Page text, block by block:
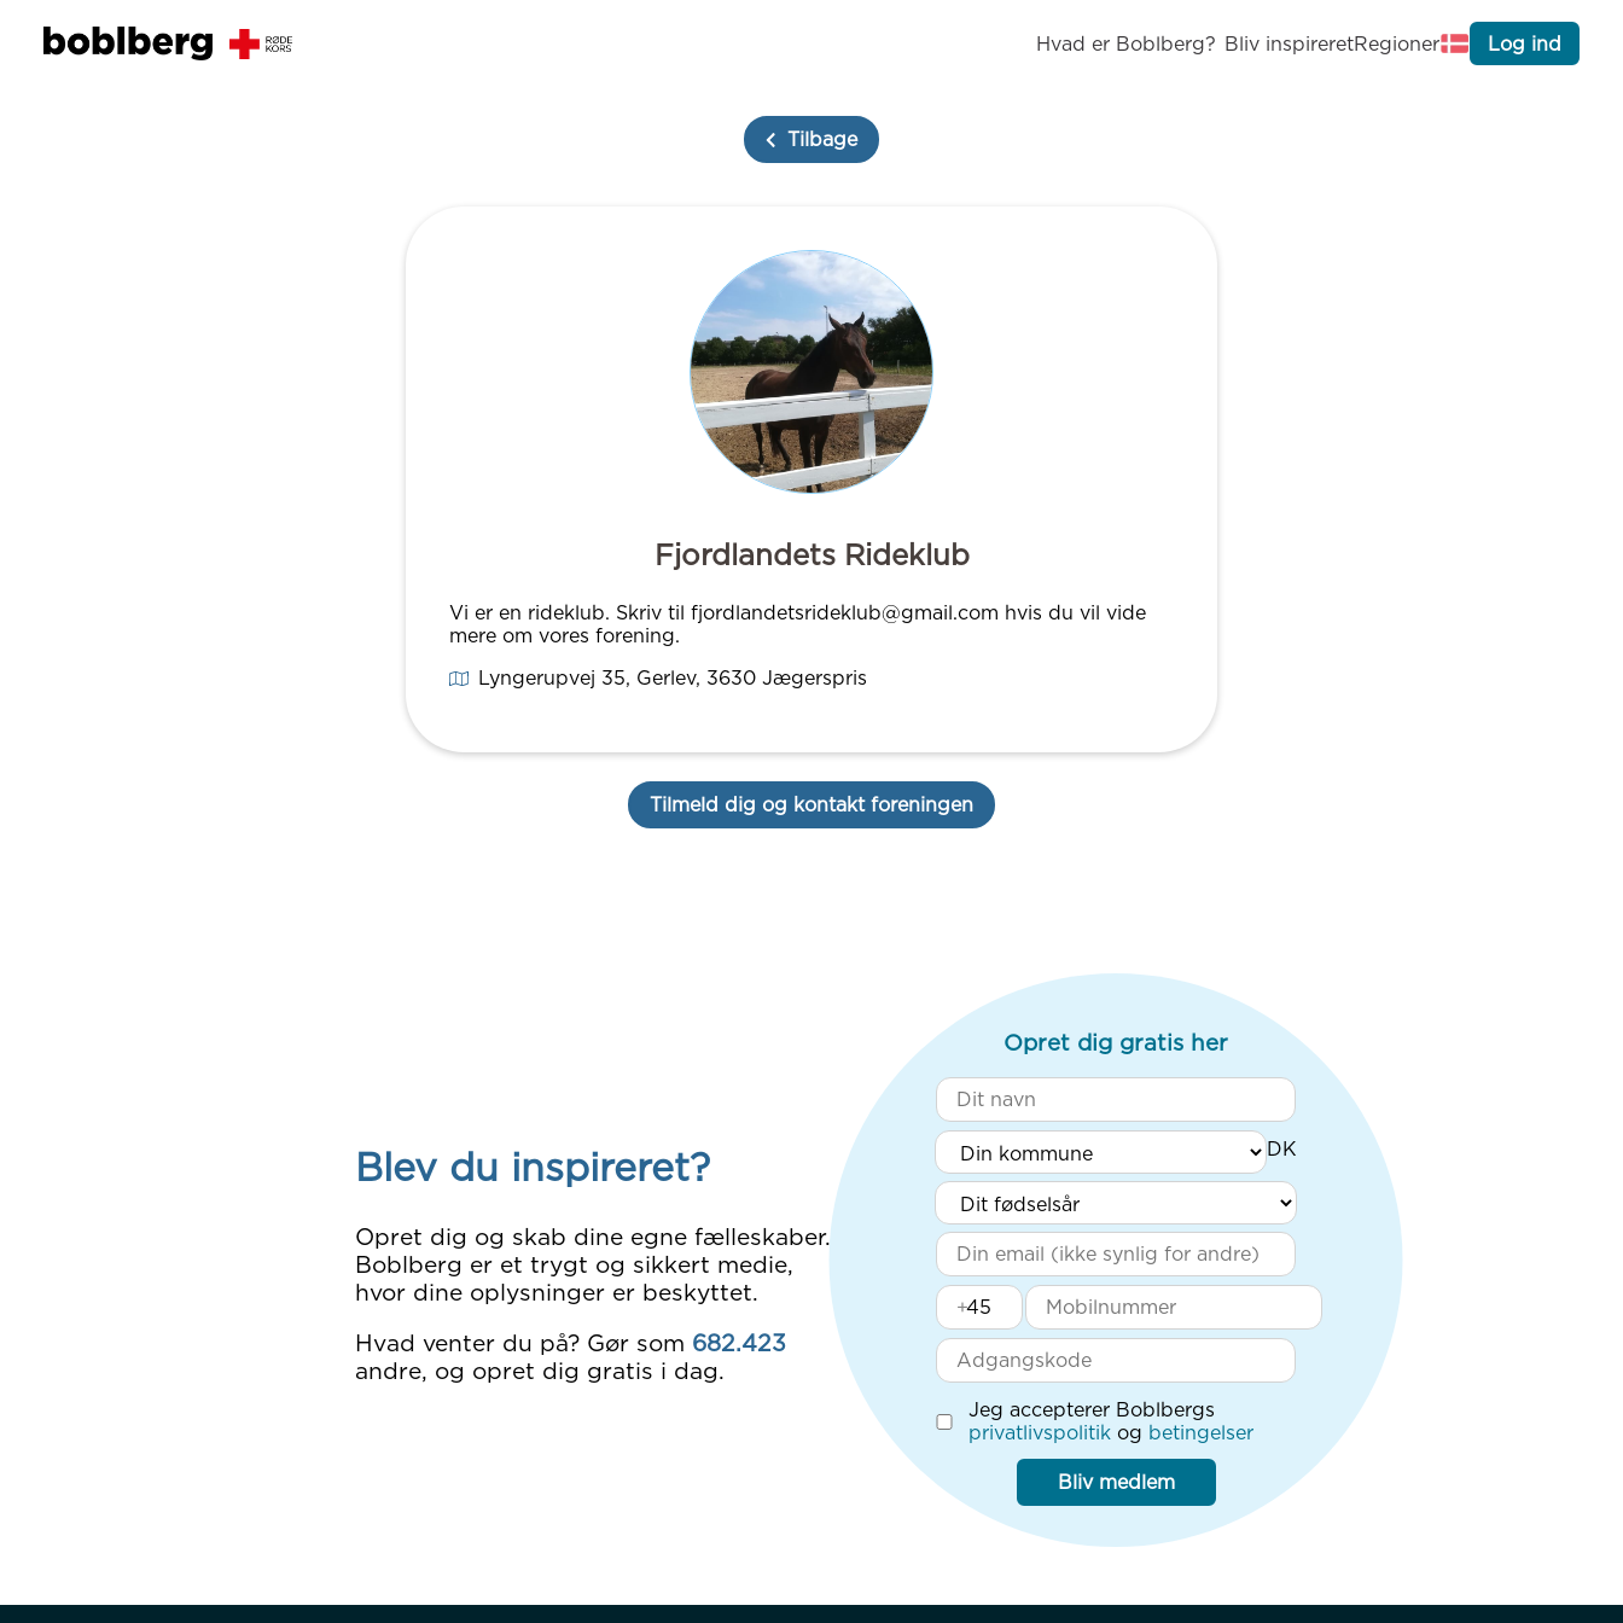
Hvad er Boblberg? Bliv inspireretRegioner Log ind
Tilbage
Fjordlandets Rideklub
Vi er en rideklub. Skriv til fjordlandetsrideklub@gmail.com hvis du vil vide
mere om vores forening.
Lyngerupvej 35, Gerlev, 3630Jægerspris
Tilmeld dig og kontakt foreningen
Blev du inspireret?
Opret dig og skab dine egne fælleskaber.
Boblberg er et trygt og sikkert medie,
hvor dine oplysninger er beskyttet.
Hvad venter du på? Gør som 682.423
andre, og opret dig gratis i dag.
Opret dig gratis her
+
Jeg accepterer Boblbergs
privatlivspolitik og betingelser
Bliv medlem